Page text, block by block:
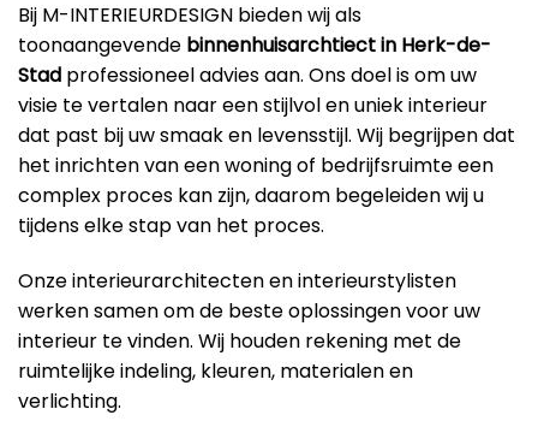
Bij M-INTERIEURDESIGN bieden wij als
toonaangevende binnenhuisarchtiect in Herk-de-
Stad professioneel advies aan. Ons doel is om uw
visie te vertalen naar een stijlvol en uniek interieur
dat past bij uw smaak en levensstijl. Wij begrijpen dat
het inrichten van een woning of bedrijfsruimte een
complex proces kan zijn, daarom begeleiden wij u
tijdens elke stap van het proces.
Onze interieurarchitecten en interieurstylisten
werken samen om de beste oplossingen voor uw
interieur te vinden. Wij houden rekening met de
ruimtelijke indeling, kleuren, materialen en
verlichting.